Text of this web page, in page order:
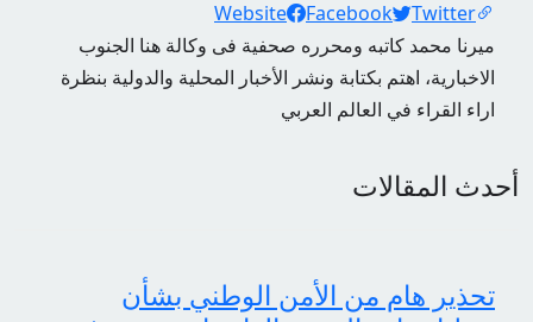
Social Links
Website Facebook
Twitter
ميرنا محمد كاتبه ومحرره صحفية فى وكالة هنا الجنوب
الاخبارية، اهتم بكتابة ونشر الأخبار المحلية والدولية بنظرة
اراء القراء في العالم العربي
أحدث المقالات
تحذير هام من الأمن الوطني بشأن